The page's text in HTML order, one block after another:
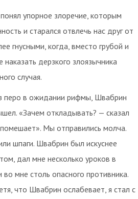
упорное злоречие, которым
и старался отвлечь нас друг от
гнусными, когда, вместо грубой и
дерзкого злоязычника
случая.
перо в ожидании рифмы, Швабрин
«Зачем откладывать? — сказал
Мы отправились молча.
шпаги. Швабрин был искуснее
дал мне несколько уроков в
мне столь опасного противника.
что Швабрин ослабевает, я стал с